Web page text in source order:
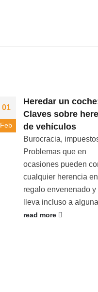
01
Feb
Heredar un
Claves sobre
de vehículos
Burocracia,
Problemas que en
ocasiones pueden
cualquier herencia
regalo envenenado y
lleva incluso a
read more